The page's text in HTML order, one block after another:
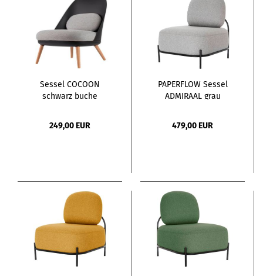
Sessel COCOON
schwarz buche
249,00 EUR
PAPERFLOW Sessel
ADMIRAAL grau
479,00 EUR